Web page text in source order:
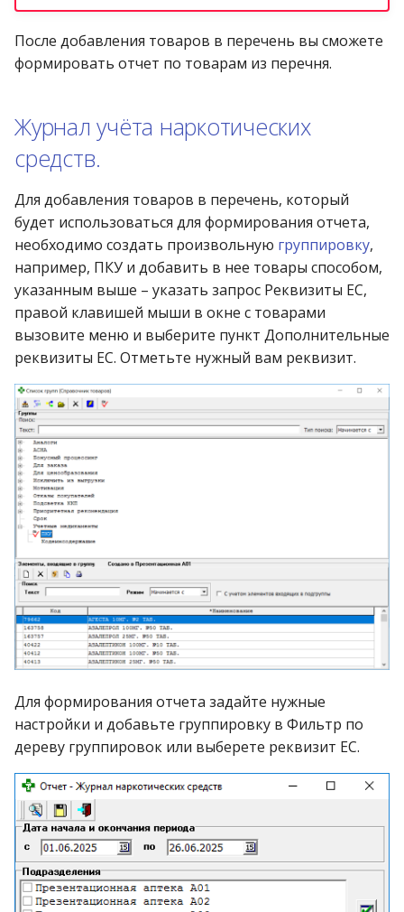
После добавления товаров в перечень вы сможете
формировать отчет по товарам из перечня.
Журнал учёта наркотических
средств.
Для добавления товаров в перечень, который
будет использоваться для формирования отчета,
необходимо создать произвольную группировку,
например, ПКУ и добавить в нее товары способом,
указанным выше – указать запрос Реквизиты ЕС,
правой клавишей мыши в окне с товарами
вызовите меню и выберите пункт Дополнительные
реквизиты ЕС. Отметьте нужный вам реквизит.
Для формирования отчета задайте нужные
настройки и добавьте группировку в Фильтр по
дереву группировок или выберете реквизит ЕС.